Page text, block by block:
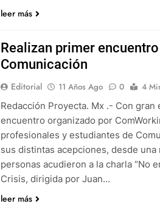
leer más
Realizan primer
Comunicación
Editorial 11 Años Ago 0
4
Redacción Proyecta. Mx .- Con
encuentro organizado por
profesionales y estudiantes de
sus distintas acepciones, desde
personas acudieron a la charla “No
Crisis, dirigida por Juan…
leer más